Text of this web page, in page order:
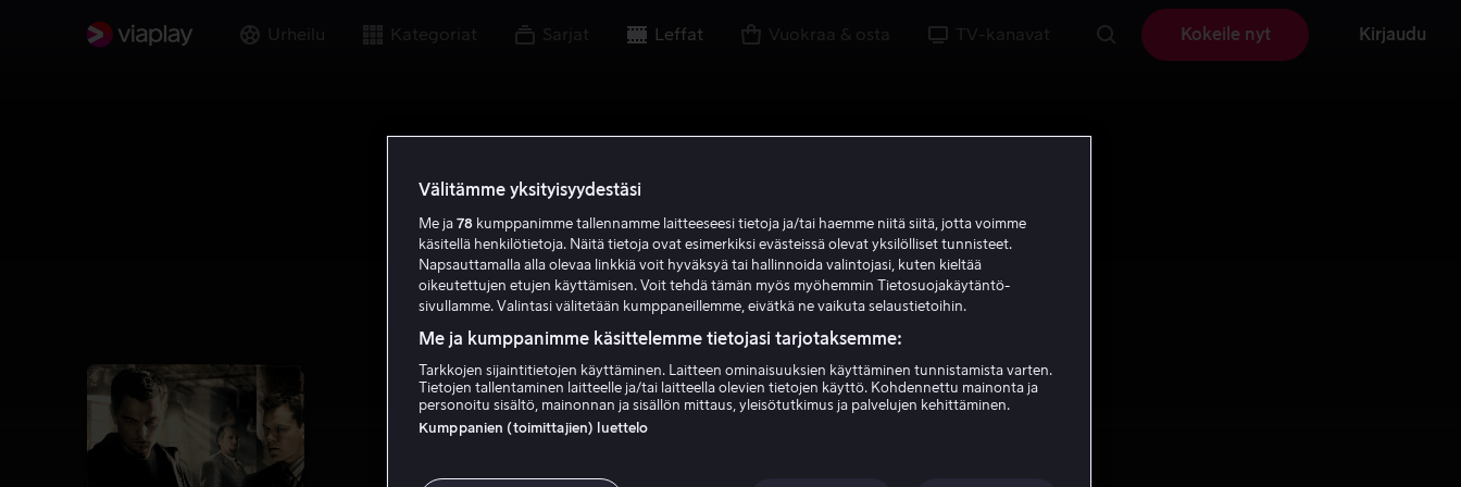
Urheilu Kategoriat Sarjat Leffat Vuokraa & osta TV-kanavat Kokeile nyt Kirjaudu
Välitämme yksityisyydestäsi
Me ja 78 kumppanimme tallennamme laitteeseesi tietoja ja/tai haemme niitä siitä, jotta voimme
käsitellä henkilötietoja. Näitä tietoja ovat esimerkiksi evästeissä olevat yksilölliset tunnisteet.
Napsauttamalla alla olevaa linkkiä voit hyväksyä tai hallinnoida valintojasi, kuten kieltää
oikeutettujen etujen käyttämisen. Voit tehdä tämän myös myöhemmin Tietosuojakäytäntö-
sivullamme. Valintasi välitetään kumppaneillemme, eivätkä ne vaikuta selaustietoihin.
Me ja kumppanimme käsittelemme tietojasi tarjotaksemme:
Tarkkojen sijaintitietojen käyttäminen. Laitteen ominaisuuksien käyttäminen tunnistamista varten.
Tietojen tallentaminen laitteelle ja/tai laitteella olevien tietojen käyttö. Kohdennettu mainonta ja
personoitu sisältö, mainonnan ja sisällön mittaus, yleisötutkimus ja palvelujen kehittäminen.
Kumppanien (toimittajien) luettelo